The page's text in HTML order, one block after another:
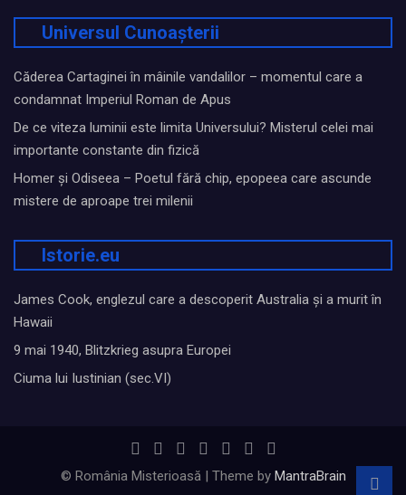
Universul Cunoașterii
Căderea Cartaginei în mâinile vandalilor – momentul care a
condamnat Imperiul Roman de Apus
De ce viteza luminii este limita Universului? Misterul celei mai
importante constante din fizică
Homer și Odiseea – Poetul fără chip, epopeea care ascunde
mistere de aproape trei milenii
Istorie.eu
James Cook, englezul care a descoperit Australia și a murit în
Hawaii
9 mai 1940, Blitzkrieg asupra Europei
Ciuma lui Iustinian (sec.VI)
© România Misterioasă | Theme by MantraBrain